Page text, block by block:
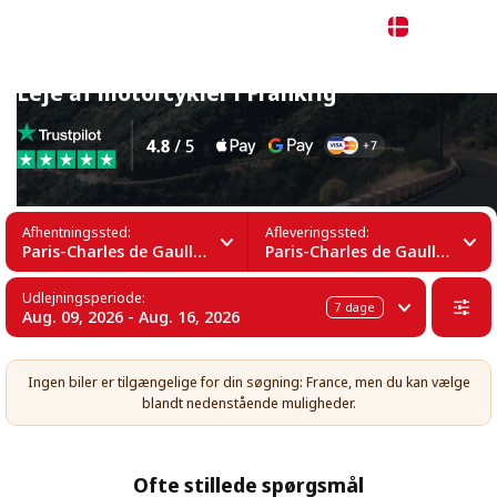
Leje af motorcykler i Frankrig
Afhentningssted:
Paris-Charles de Gaulle Lufthavn (CDG)
Afleveringssted:
Paris-Charles de Gaulle Lufthavn (CDG)
Udlejningsperiode:
Aug. 09, 2026 - Aug. 16, 2026 7 dage
Ingen biler er tilgængelige for din søgning: France, men du kan vælge
blandt nedenstående muligheder.
Ofte stillede spørgsmål